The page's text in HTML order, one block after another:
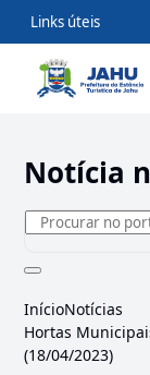
Links úteis
Notícia
InícioNotícias
Hortas
(18/04/2023)